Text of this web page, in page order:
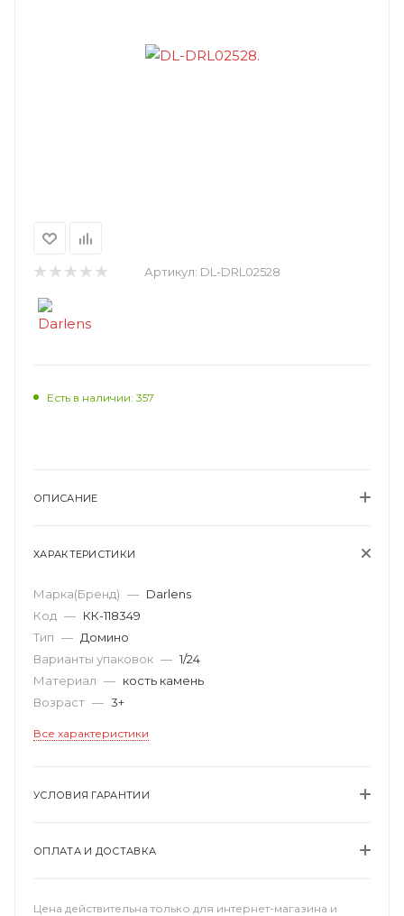
Артикул: DL-DRL02528
Есть в наличии: 357
ОПИСАНИЕ
ХАРАКТЕРИСТИКИ
Марка(Бренд) — Darlens
Код — КК-118349
Тип — Домино
Варианты упаковок — 1/24
Материал — кость камень
Возраст — 3+
Все характеристики
УСЛОВИЯ ГАРАНТИИ
ОПЛАТА И ДОСТАВКА
Цена действительна только для интернет-магазина и